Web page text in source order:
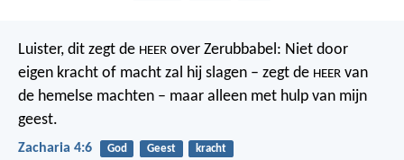
Luister, dit zegt de HEER over Zerubbabel: Niet door
eigen kracht of macht zal hij slagen – zegt de HEER van
de hemelse machten – maar alleen met hulp van mijn
geest.
Zacharia 4:6 God Geest kracht